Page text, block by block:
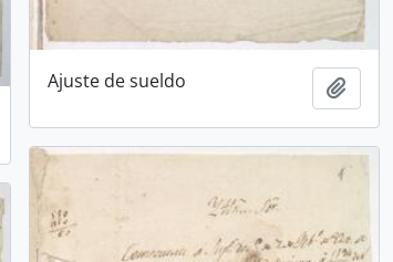
al portapapeles
Ajuste de sueldo